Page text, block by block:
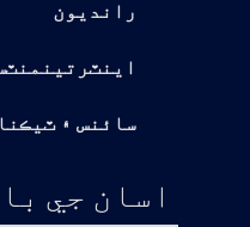
رانديون
سائنس ۽
اسان جي